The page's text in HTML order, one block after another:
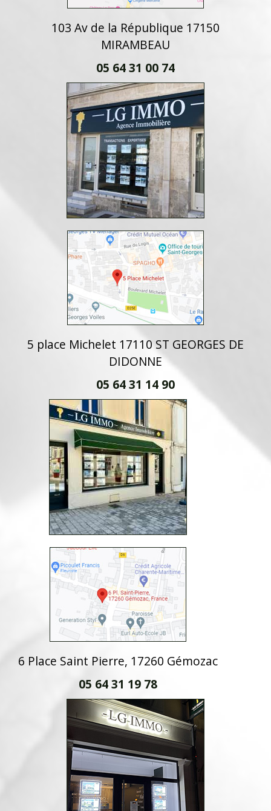
103 Av de la République 17150
MIRAMBEAU
05 64 31 00 74
5 place Michelet 17110 ST GEORGES DE
DIDONNE
05 64 31 14 90
6 Place Saint Pierre, 17260 Gémozac
05 64 31 19 78